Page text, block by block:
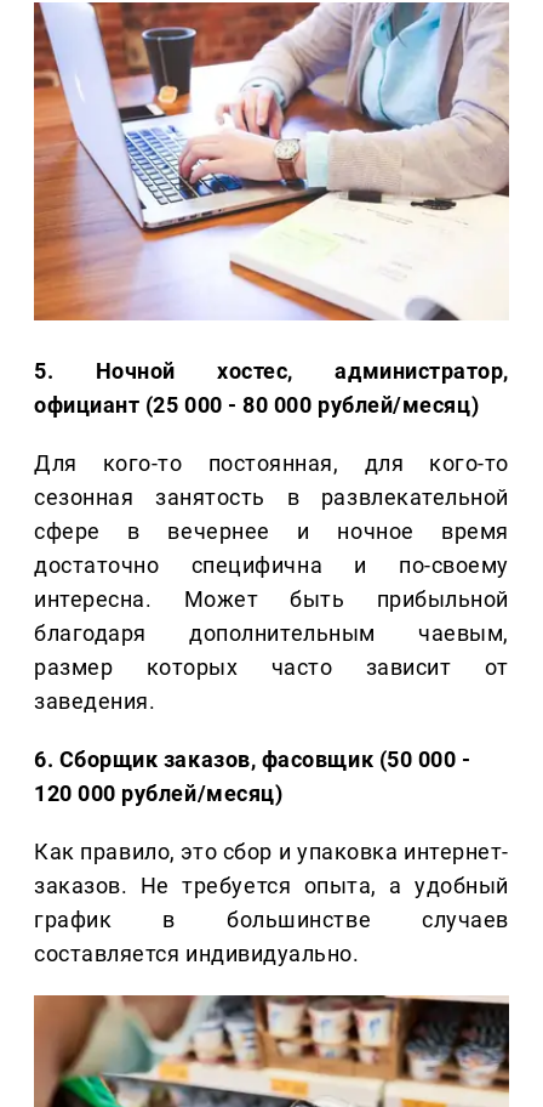
5. Ночной хостес, администратор,
официант (25 000 - 80 000 рублей/месяц)
Для кого-то постоянная, для кого-то
сезонная занятость в развлекательной
сфере в вечернее и ночное время
достаточно специфична и по-своему
интересна. Может быть прибыльной
благодаря дополнительным чаевым,
размер которых часто зависит от
заведения.
6. Сборщик заказов, фасовщик (50 000 -
120 000 рублей/месяц)
Как правило, это сбор и упаковка интернет-
заказов. Не требуется опыта, а удобный
график в большинстве случаев
составляется индивидуально.